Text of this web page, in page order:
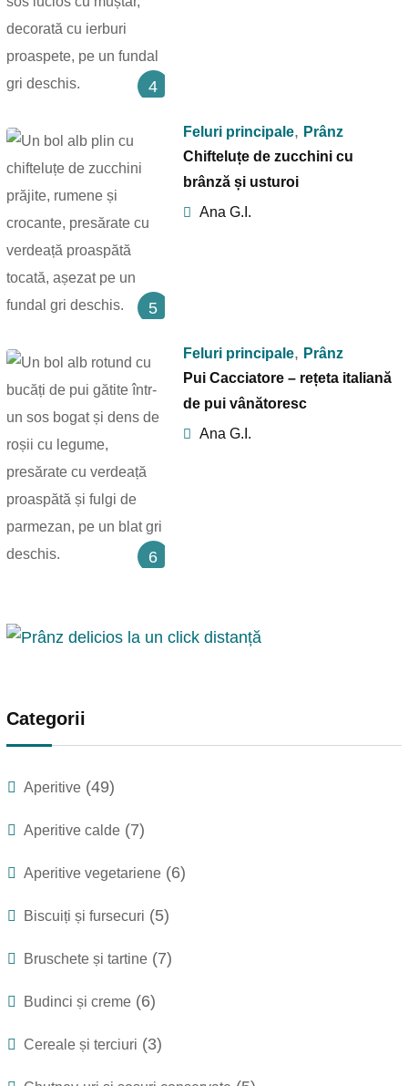
4
5
Feluri principale, Prânz
Chifteluțe de zucchini cu
brânză și usturoi
Ana G.I.
6
Feluri principale, Prânz
Pui Cacciatore – rețeta italiană
de pui vânătoresc
Ana G.I.
Categorii
Aperitive (49)
Aperitive calde (7)
Aperitive vegetariene (6)
Biscuiți și fursecuri (5)
Bruschete și tartine (7)
Budinci și creme (6)
Cereale și terciuri (3)